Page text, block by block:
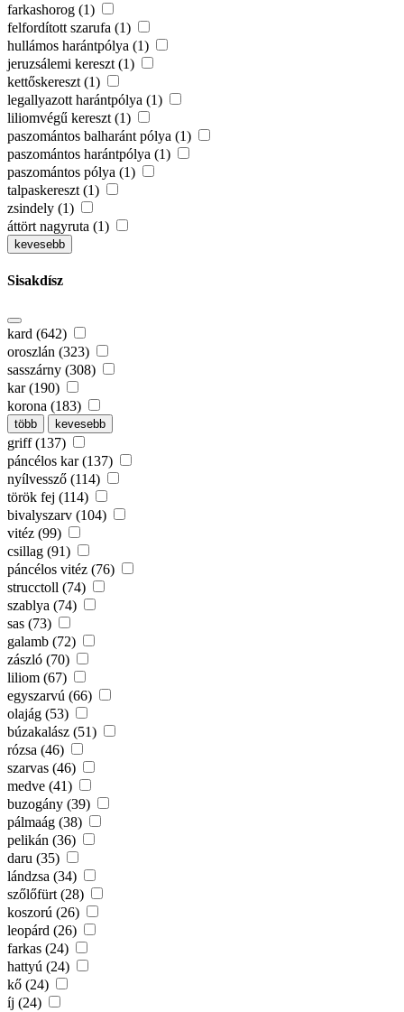
farkashorog (1)
felfordított szarufa (1)
hullámos harántpólya (1)
jeruzsálemi kereszt (1)
kettőskereszt (1)
legallyazott harántpólya (1)
liliomvégű kereszt (1)
paszomántos balharánt pólya (1)
paszomántos harántpólya (1)
paszomántos pólya (1)
talpaskereszt (1)
zsindely (1)
áttört nagyruta (1)
kevesebb
Sisakdísz
kard (642)
oroszlán (323)
sasszárny (308)
kar (190)
korona (183)
több kevesebb
griff (137)
páncélos kar (137)
nyílvessző (114)
török fej (114)
bivalyszarv (104)
vitéz (99)
csillag (91)
páncélos vitéz (76)
strucctoll (74)
szablya (74)
sas (73)
galamb (72)
zászló (70)
liliom (67)
egyszarvú (66)
olajág (53)
búzakalász (51)
rózsa (46)
szarvas (46)
medve (41)
buzogány (39)
pálmaág (38)
pelikán (36)
daru (35)
lándzsa (34)
szőlőfürt (28)
koszorú (26)
leopárd (26)
farkas (24)
hattyú (24)
kő (24)
íj (24)